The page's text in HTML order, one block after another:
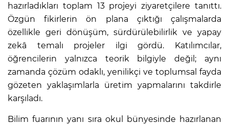
hazırladıkları toplam 13 projeyi ziyaretçilere tanıttı.
Özgün fikirlerin ön plana çıktığı çalışmalarda
özellikle geri dönüşüm, sürdürülebilirlik ve yapay
zekâ temalı projeler ilgi gördü. Katılımcılar,
öğrencilerin yalnızca teorik bilgiyle değil; aynı
zamanda çözüm odaklı, yenilikçi ve toplumsal fayda
gözeten yaklaşımlarla üretim yapmalarını takdirle
karşıladı.
Bilim fuarının yanı sıra okul bünyesinde hazırlanan